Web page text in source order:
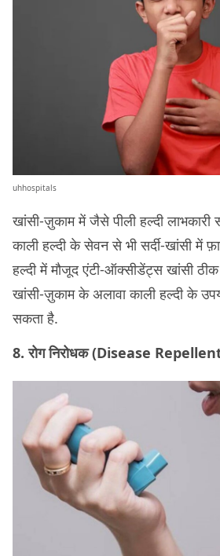
uhhospitals
खांसी-ज़ुकाम में जैसे पीली हल्दी लाभकारी
काली हल्दी के सेवन से भी सर्दी-खांसी में
हल्दी में मौजूद एंटी-ऑक्सीडेंट्स खांसी
खांसी-ज़ुकाम के अलावा काली हल्दी के
सकता है.
8. रोग निरोधक (Disease